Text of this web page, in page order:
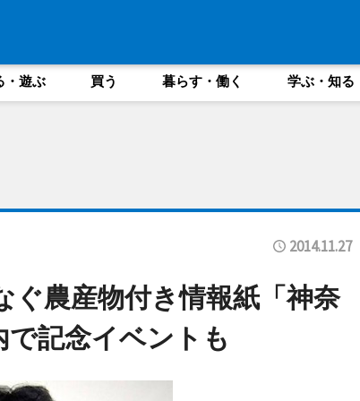
・遊ぶ 買う 暮らす・働く 学ぶ・知る
2014.11.27
農産物付き情報紙「神奈
で記念イベントも